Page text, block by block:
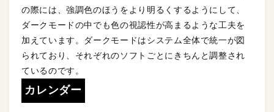
の際には、強調色のほうをより明るくするようにして、
ダークモードの中でも色の視認性が高まるような工夫を
加えています。ダークモードはシステム全体で統一が図
られており、それぞれのソフトごとにきちんと調整され
ているのです。
カレンダー